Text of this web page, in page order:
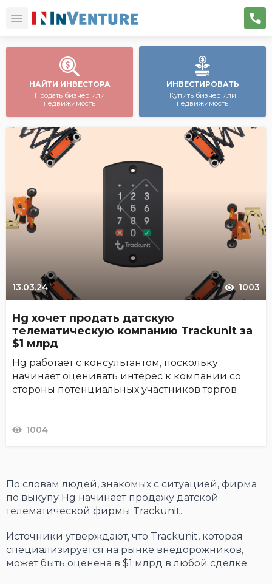
НАЙТИ ИНВЕСТОРА
Продать бизнес или
недвижимость
ИНВЕСТИРОВАТЬ
Купить бизнес или
недвижимость
13.03.24 1003
Hg хочет продать датскую
телематическую компанию Trackunit за
$1 млрд
Hg работает с консультантом, поскольку
начинает оценивать интерес к компании со
стороны потенциальных участников торгов
1004
По словам людей, знакомых с ситуацией, фирма
по выкупу Hg начинает продажу датской
телематической фирмы Trackunit.
Источники утверждают, что Trackunit, которая
специализируется на рынке внедорожников,
может быть оценена в $1 млрд в любой сделке.